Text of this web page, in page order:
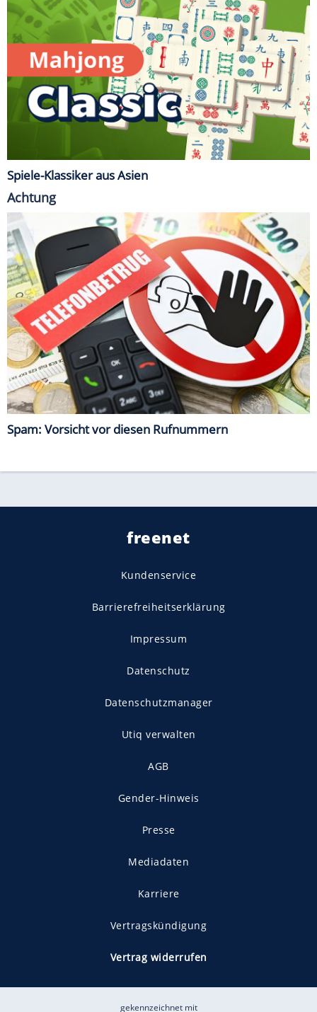
Spiele-Klassiker aus Asien
Achtung
Spam: Vorsicht vor diesen Rufnummern
freenet
Kundenservice
Barrierefreiheitserklärung
Impressum
Datenschutz
Datenschutzmanager
Utiq verwalten
AGB
Gender-Hinweis
Presse
Mediadaten
Karriere
Vertragskündigung
Vertrag widerrufen
gekennzeichnet mit